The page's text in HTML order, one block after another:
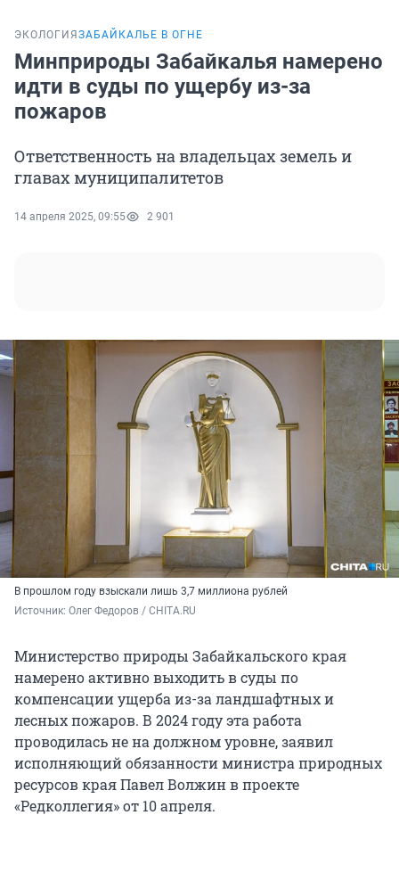
ЭКОЛОГИЯ ЗАБАЙКАЛЬЕ В ОГНЕ
Минприроды Забайкалья намерено
идти в суды по ущербу из-за
пожаров
Ответственность на владельцах земель и
главах муниципалитетов
14 апреля 2025, 09:55 2 901
В прошлом году взыскали лишь 3,7 миллиона рублей
Источник: Олег Федоров / CHITA.RU
Министерство природы Забайкальского края
намерено активно выходить в суды по
компенсации ущерба из-за ландшафтных и
лесных пожаров. В 2024 году эта работа
проводилась не на должном уровне, заявил
исполняющий обязанности министра природных
ресурсов края Павел Волжин в проекте
«Редколлегия» от 10 апреля.